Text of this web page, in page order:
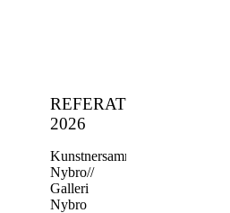
REFERAT
2026
Kunstnersammenslutningen
Nybro//
Galleri
Nybro